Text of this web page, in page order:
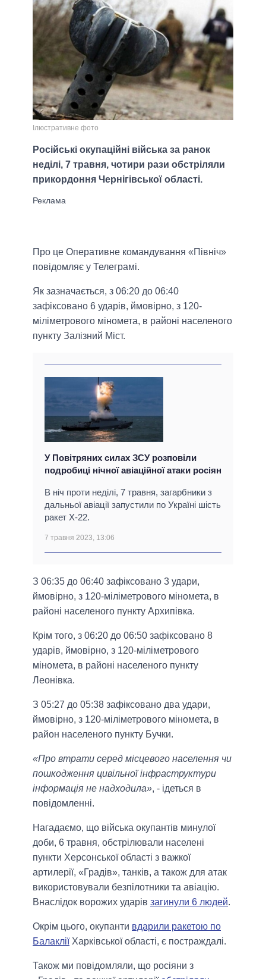
Ілюстративне фото
Російські окупаційні війська за ранок
неділі, 7 травня, чотири рази обстріляли
прикордоння Чернігівської області.
Про це Оперативне командування «Північ»
повідомляє у Телеграмі.
Як зазначається, з 06:20 до 06:40
зафіксовано 6 ударів, ймовірно, з 120-
міліметрового міномета, в районі населеного
пункту Залізний Міст.
У Повітряних силах ЗСУ розповіли
подробиці нічної авіаційної атаки росіян
В ніч проти неділі, 7 травня, загарбники з
дальньої авіації запустили по Україні шість
ракет Х-22.
7 травня 2023, 13:06
З 06:35 до 06:40 зафіксовано 3 удари,
ймовірно, з 120-міліметрового міномета, в
районі населеного пункту Архипівка.
Крім того, з 06:20 до 06:50 зафіксовано 8
ударів, ймовірно, з 120-міліметрового
міномета, в районі населеного пункту
Леонівка.
З 05:27 до 05:38 зафіксовано два удари,
ймовірно, з 120-міліметрового міномета, в
район населеного пункту Бучки.
«Про втрати серед місцевого населення чи
пошкодження цивільної інфраструктури
інформація не надходила», - ідеться в
повідомленні.
Нагадаємо, що війська окупантів минулої
доби, 6 травня, обстрілювали населені
пункти Херсонської області з важкої
артилерії, «Градів», танків, а також для атак
використовували безпілотники та авіацію.
Внаслідок ворожих ударів загинули 6 людей.
Окрім цього, окупанти вдарили ракетою по
БалакліїХарківської області, є постраждалі.
Також ми повідомляли, що росіяни з